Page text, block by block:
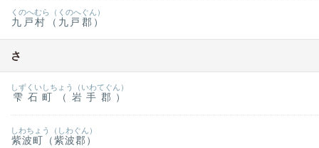
九戸村（九戸郡）
くのへむら（くのへぐん）
さ
雫石町（岩手郡）
しずくいしちょう（いわてぐん）
紫波町（紫波郡）
しわちょう（しわぐん）